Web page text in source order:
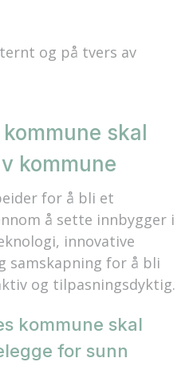
og på tvers av
skal
kommune
for å bli et
å sette innbygger i
innovative
samskapning for å bli
og tilpasningsdyktig.
kommune skal
for sunn